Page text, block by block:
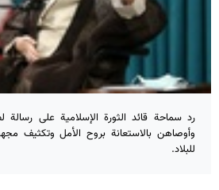
رد سماحة قائد الثورة الإسلامية على رسالة
وأوصاهن بالاستعانة بروح الأمل وتكثيف
للبلاد.